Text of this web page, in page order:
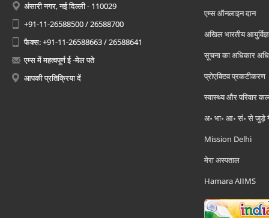
अंसारी नगर, नई दिल्ली - 110029
+91-11-26588500 / 26588700
फैक्स: +91-11-26588663 / 26588641
एम्स में महत्वपूर्ण ई -मेल पते
आपकी प्रतिक्रिया दें
एम्स ऑनलाइन दान
अखिल भारतीय
सूचना का अधिकार
प्रोएक्टिव प्रकटीकरण
स्वास्थ्य और परिवार
अ॰ भा॰ आ॰ सं॰ से जुड़े
Mission Delhi
मेरा अस्पताल
Hamara AIIMS